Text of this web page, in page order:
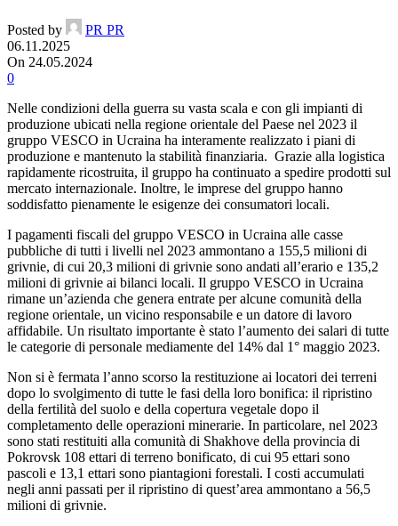
Posted by
PR PR
06.11.2025
On 24.05.2024
0
Nelle condizioni della guerra su vasta scala e con gli impianti di
produzione ubicati nella regione orientale del Paese nel 2023 il
gruppo VESCO in Ucraina ha interamente realizzato i piani di
produzione e mantenuto la stabilità finanziaria. Grazie alla logistica
rapidamente ricostruita, il gruppo ha continuato a spedire prodotti sul
mercato internazionale. Inoltre, le imprese del gruppo hanno
soddisfatto pienamente le esigenze dei consumatori locali.
I pagamenti fiscali del gruppo VESCO in Ucraina alle casse
pubbliche di tutti i livelli nel 2023 ammontano a 155,5 milioni di
grivnie, di cui 20,3 milioni di grivnie sono andati all’erario e 135,2
milioni di grivnie ai bilanci locali. Il gruppo VESCO in Ucraina
rimane un’azienda che genera entrate per alcune comunità della
regione orientale, un vicino responsabile e un datore di lavoro
affidabile. Un risultato importante è stato l’aumento dei salari di tutte
le categorie di personale mediamente del 14% dal 1° maggio 2023.
Non si è fermata l’anno scorso la restituzione ai locatori dei terreni
dopo lo svolgimento di tutte le fasi della loro bonifica: il ripristino
della fertilità del suolo e della copertura vegetale dopo il
completamento delle operazioni minerarie. In particolare, nel 2023
sono stati restituiti alla comunità di Shakhove della provincia di
Pokrovsk 108 ettari di terreno bonificato, di cui 95 ettari sono
pascoli e 13,1 ettari sono piantagioni forestali. I costi accumulati
negli anni passati per il ripristino di quest’area ammontano a 56,5
milioni di grivnie.